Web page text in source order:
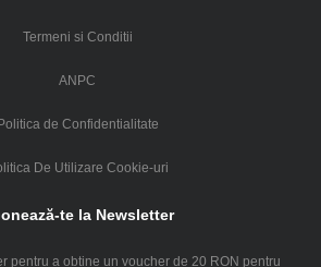
Termeni si Conditii
ANPC
de Confidentialitate
De Utilizare Cookie-uri
te la Newsletter
pentru a obtine un voucher de 20 RON pentru